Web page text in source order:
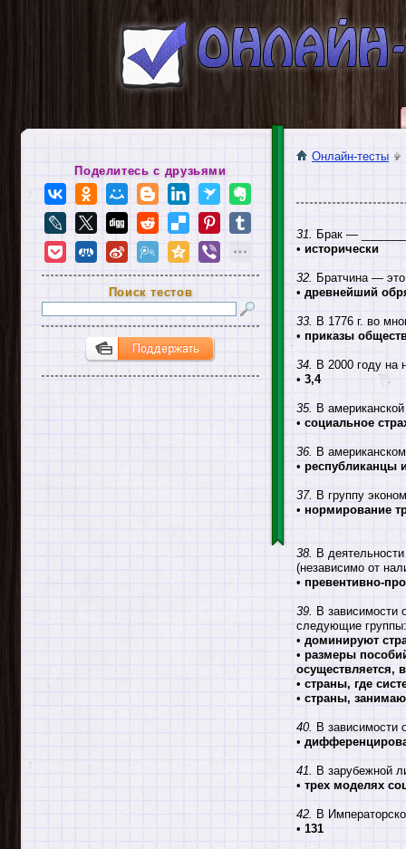
Онлайн-тесты
31.
Брак —
• исторически
32. Братчина —
• древнейший
33. В 1776 г. во
• приказы
34. В 2000 году на
• 3,4
35. В
• социальное
36. В
• республиканцы
37. В группу
• нормирование
38. В
(независимо от
• превентивно-
39. В зависимости
следующие
• доминируют
• размеры
осуществляется,
• страны, где
• страны,
40. В зависимости
•
41.
В зарубежной
• трех моделях
42. В
• 131
Поделитесь с друзьями
Поиск тестов